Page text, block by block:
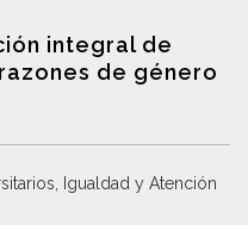
integral de
de género
Igualdad y Atención